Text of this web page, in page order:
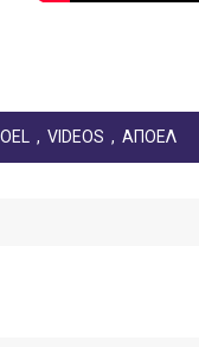
, VIDEOS , ΑΠΟΕΛ